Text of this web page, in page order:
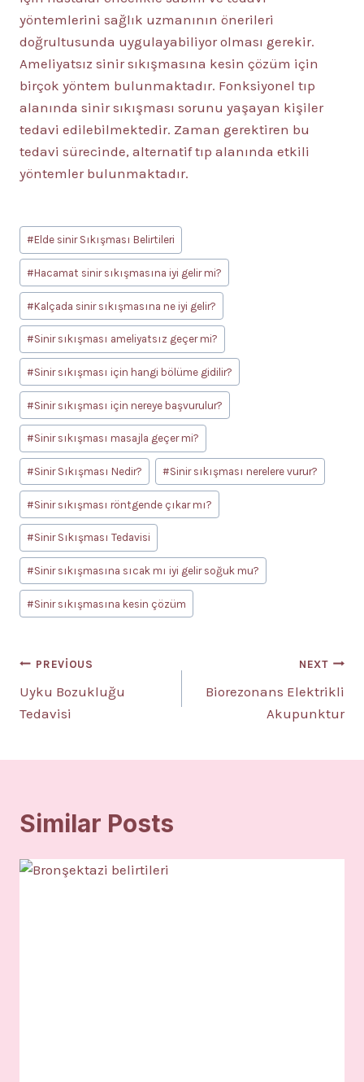
yöntemlerini sağlık uzmanının önerileri
doğrultusunda uygulayabiliyor olması gerekir.
Ameliyatsız sinir sıkışmasına kesin çözüm için
birçok yöntem bulunmaktadır. Fonksiyonel tıp
alanında sinir sıkışması sorunu yaşayan kişiler
tedavi edilebilmektedir. Zaman gerektiren bu
tedavi sürecinde, alternatif tıp alanında etkili
yöntemler bulunmaktadır.
Post
Tags:
#Elde sinir Sıkışması Belirtileri
#Hacamat sinir sıkışmasına iyi gelir mi?
#Kalçada sinir sıkışmasına ne iyi gelir?
#Sinir sıkışması ameliyatsız geçer mi?
#Sinir sıkışması için hangi bölüme gidilir?
#Sinir sıkışması için nereye başvurulur?
#Sinir sıkışması masajla geçer mi?
#Sinir Sıkışması Nedir? #Sinir sıkışması nerelere vurur?
#Sinir sıkışması röntgende çıkar mı?
#Sinir Sıkışması Tedavisi
#Sinir sıkışmasına sıcak mı iyi gelir soğuk mu?
#Sinir sıkışmasına kesin çözüm
Yazı
gezinmesi
PREVIOUS
Uyku Bozukluğu
Tedavisi
NEXT
Biorezonans Elektrikli
Akupunktur
Similar Posts